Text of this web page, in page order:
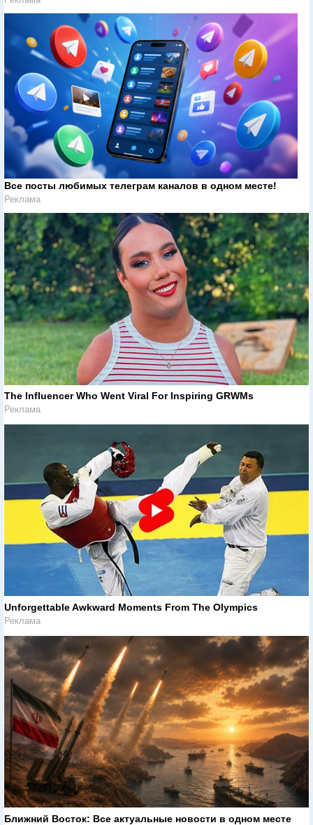
Все посты любимых телеграм каналов в одном месте!
Реклама
The Influencer Who Went Viral For Inspiring GRWMs
Реклама
Unforgettable Awkward Moments From The Olympics
Реклама
Ближний Восток: Все актуальные новости в одном месте